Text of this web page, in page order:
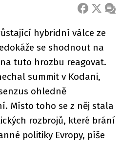
FACEBOOK
X
hybridní válce ze
se shodnout na
tuto hrozbu reagovat.
summit v Kodani,
ohledně
Místo toho se z něj stala
rozbrojů, které brání
politiky Evropy, píše